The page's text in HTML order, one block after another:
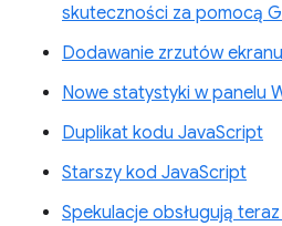
skuteczności za pomocą
Dodawanie zrzutów
Nowe statystyki w panelu
Duplikat kodu JavaScript
Starszy kod JavaScript
Spekulacje obsługują